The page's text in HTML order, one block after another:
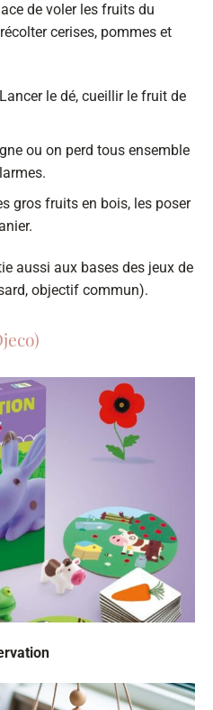
de voler les fruits du
cerises, pommes et
le dé, cueillir le fruit de
ou on perd tous ensemble
gros fruits en bois, les poser
aussi aux bases des jeux de
objectif commun).